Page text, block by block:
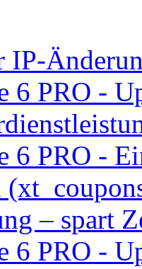
IP-
6 PRO -
6 PRO -
– spart
6 PRO -